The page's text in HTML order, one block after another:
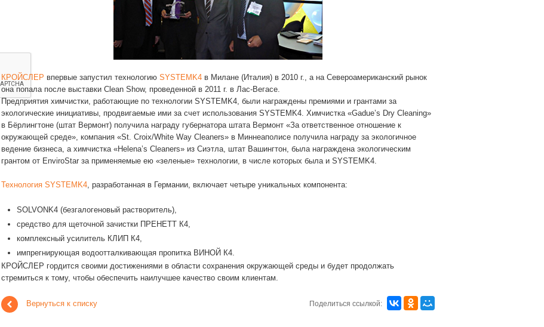
КРОЙСЛЕР впервые запустил технологию SYSTEMK4 в Милане (Италия) в 2010 г., а на Североамериканский рынок
она попала после выставки Clean Show, проведенной в 2011 г. в Лас-Вегасе.
Предприятия химчистки, работающие по технологии SYSTEMK4, были награждены премиями и грантами за
экологические инициативы, продвигаемые ими за счет использования SYSTEMK4. Химчистка «Gadue’s Dry Cleaning»
в Бёрлингтоне (штат Вермонт) получила награду губернатора штата Вермонт «За ответственное отношение к
окружающей среде», компания «St. Croix/White Way Cleaners» в Миннеаполисе получила награду за экологичное
ведение бизнеса, а химчистка «Helena’s Cleaners» из Сиэтла, штат Вашингтон, была награждена экологическим
грантом от EnviroStar за применяемые ею «зеленые» технологии, в числе которых была и SYSTEMK4.
Технология SYSTEMK4, разработанная в Германии, включает четыре уникальных компонента:
SOLVONK4 (безгалогеновый растворитель),
средство для щеточной зачистки ПРЕНЕТТ К4,
комплексный усилитель КЛИП К4,
импрегнирующая водоотталкивающая пропитка ВИНОЙ К4.
КРОЙСЛЕР гордится своими достижениями в области сохранения окружающей среды и будет продолжать
стремиться к тому, чтобы обеспечить наилучшее качество своим клиентам.
Поделиться ссылкой:
Вернуться к списку